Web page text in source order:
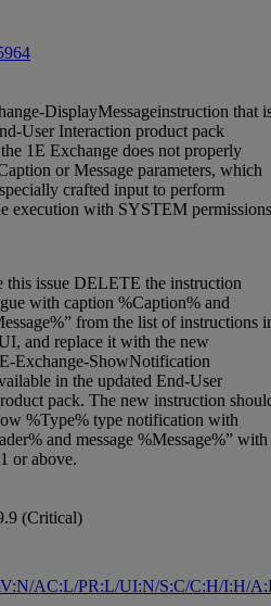
DisplayMessageinstruction that
User Interaction product pack
1E Exchange does not properly
or Message parameters, which
crafted input to perform
execution with SYSTEM
this issue DELETE the instruction
with caption %Caption% and
from the list of instructions
and replace it with the new
Exchange-ShowNotification
in the updated End-User
pack. The new instruction
%Type% type notification with
and message %Message%” with
or above.
(Critical)
AC:L/PR:L/UI:N/S:C/C:H/I:H/